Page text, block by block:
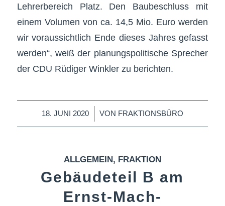
Lehrerbereich Platz. Den Baubeschluss mit
einem Volumen von ca. 14,5 Mio. Euro werden
wir voraussichtlich Ende dieses Jahres gefasst
werden“, weiß der planungspolitische Sprecher
der CDU Rüdiger Winkler zu berichten.
18. JUNI 2020
/ VON FRAKTIONSBÜRO
ALLGEMEIN , FRAKTION
Gebäudeteil B am
Ernst-Mach-